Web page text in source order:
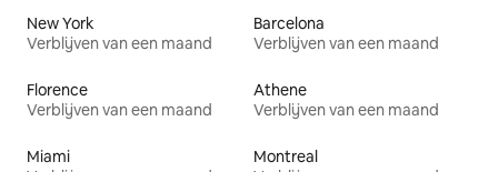
New York
Verblijven van een maand
Barcelona
Verblijven van een maand
Florence
Verblijven van een maand
Athene
Verblijven van een maand
Miami
Montreal